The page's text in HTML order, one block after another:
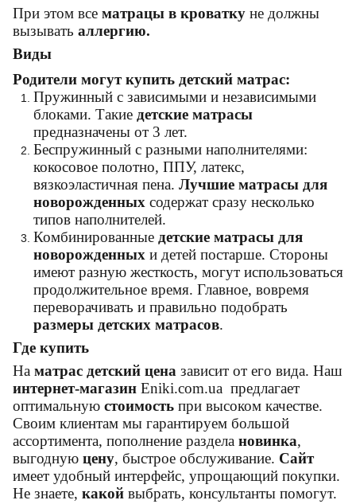
При этом все матрацы в кроватку не должны
вызывать аллергию.
Виды
Родители могут купить детский матрас:
Пружинный с зависимыми и независимыми
блоками. Такие детские матрасы
предназначены от 3 лет.
Беспружинный с разными наполнителями:
кокосовое полотно, ППУ, латекс,
вязкоэластичная пена. Лучшие матрасы для
новорожденных содержат сразу несколько
типов наполнителей.
Комбинированные детские матрасы для
новорожденных и детей постарше. Стороны
имеют разную жесткость, могут использоваться
продолжительное время. Главное, вовремя
переворачивать и правильно подобрать
размеры детских матрасов.
Где купить
На матрас детский цена зависит от его вида. Наш
интернет-магазин Eniki.com.ua предлагает
оптимальную стоимость при высоком качестве.
Своим клиентам мы гарантируем большой
ассортимента, пополнение раздела новинка,
выгодную цену, быстрое обслуживание. Сайт
имеет удобный интерфейс, упрощающий покупки.
Не знаете, какой выбрать, консультанты помогут.